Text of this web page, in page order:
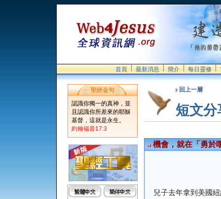
首頁 最新消息 簡介 每日靈修
聖經金句
認識你獨一的真神，並
且認識你所差來的耶穌
基督，這就是永生。
約翰福音17:3
回上一層
短文分
機會，就在「勇於
兒子去年拿到美國